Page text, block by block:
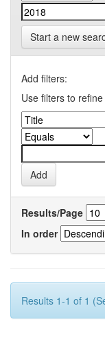
Start a new
Add filters:
Use filters to
Results/Page
In order
Results 1-1 of 1